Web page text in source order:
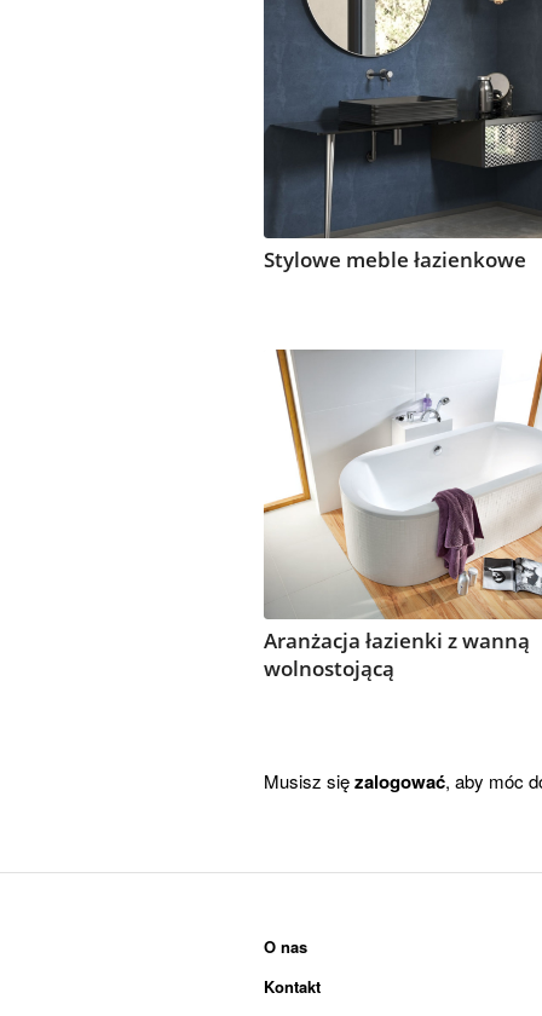
Stylowe meble łazienkowe
Aranżacja łazienki z wanną
wolnostojącą
Musisz sięzalogować, aby móc
O nas
Kontakt